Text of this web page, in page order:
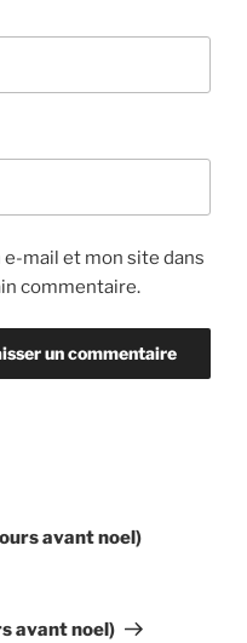
mail et mon site dans
commentaire.
avant noel)
avant noel)